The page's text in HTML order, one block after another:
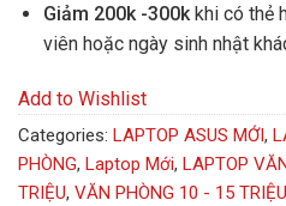
Giảm 200k -300k khi có thẻ
viên hoặc ngày sinh nhật
Add to Wishlist
Categories: LAPTOP ASUS MỚI,
PHÒNG, Laptop Mới, LAPTOP
TRIỆU, VĂN PHÒNG 10 - 15 TRIỆU